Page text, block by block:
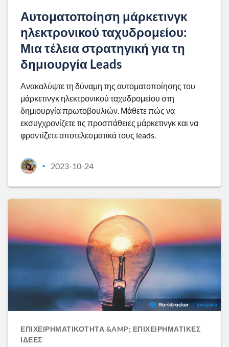
Αυτοματοποίηση μάρκετινγκ
ηλεκτρονικού ταχυδρομείου:
Μια τέλεια στρατηγική για τη
δημιουργία Leads
Ανακαλύψτε τη δύναμη της αυτοματοποίησης του
μάρκετινγκ ηλεκτρονικού ταχυδρομείου στη
δημιουργία πρωτοβουλιών. Μάθετε πώς να
εκσυγχρονίζετε τις προσπάθειες μάρκετινγκ και να
φροντίζετε αποτελεσματικά τους leads.
• 2023-10-24
ΕΠΙΧΕΙΡΗΜΑΤΙΚΌΤΗΤΑ &AMP; ΕΠΙΧΕΙΡΗΜΑΤΙΚΈΣ
ΙΔΈΕΣ